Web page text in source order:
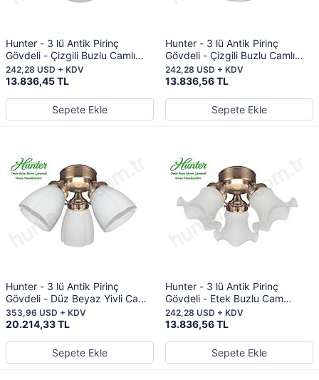
Hunter - 3 lü Antik Pirinç
Gövdeli - Çizgili Buzlu Camlı
Aydınlatma
13.836,45 TL
242,28 USD + KDV
Sepete Ekle
Hunter - 3 lü Antik Pirinç
Gövdeli - Çizgili Buzlu Camlı
Aydınlatma
13.836,56 TL
242,28 USD + KDV
Sepete Ekle
Hunter - 3 lü Antik Pirinç
Gövdeli - Düz Beyaz Yivli Cam
Aydınlatma
20.214,33 TL
353,96 USD + KDV
Sepete Ekle
Hunter - 3 lü Antik Pirinç
Gövdeli - Etek Buzlu Cam
Aydınlatma
13.836,56 TL
242,28 USD + KDV
Sepete Ekle